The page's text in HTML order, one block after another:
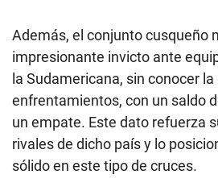
Además, el conjunto cusqueño
impresionante invicto ante
la Sudamericana, sin conocer
enfrentamientos, con un saldo
un empate. Este dato refuerza
rivales de dicho país y lo
sólido en este tipo de cruces.